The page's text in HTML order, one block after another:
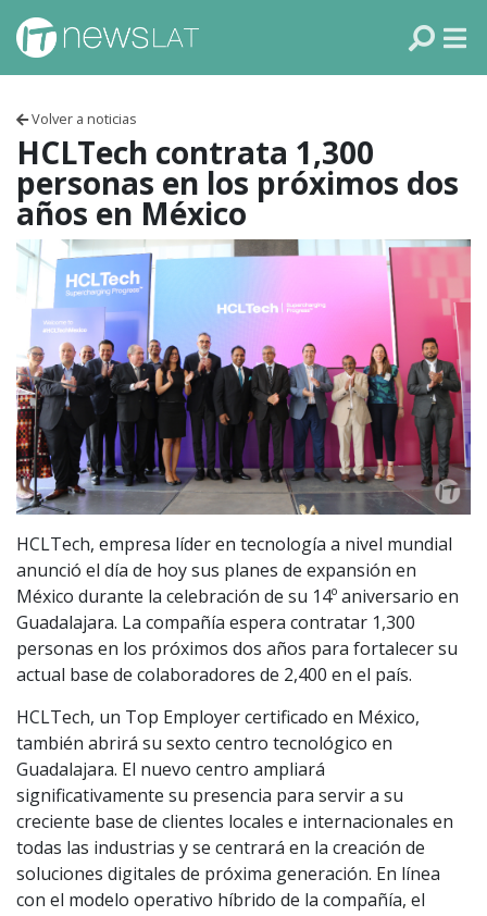
Skip to content
Volver a noticias
HCLTech contrata 1,300
personas en los próximos dos
años en México
HCLTech, empresa líder en tecnología a nivel mundial
anunció el día de hoy sus planes de expansión en
México durante la celebración de su 14º aniversario en
Guadalajara. La compañía espera contratar 1,300
personas en los próximos dos años para fortalecer su
actual base de colaboradores de 2,400 en el país.
HCLTech, un Top Employer certificado en México,
también abrirá su sexto centro tecnológico en
Guadalajara. El nuevo centro ampliará
significativamente su presencia para servir a su
creciente base de clientes locales e internacionales en
todas las industrias y se centrará en la creación de
soluciones digitales de próxima generación. En línea
con el modelo operativo híbrido de la compañía, el
VENEZUELA
ECUADOR
PERÚ
CHILE
ARGENTINA
MÉXICO